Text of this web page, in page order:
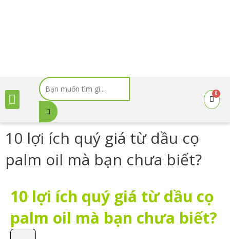
Menu
Search
...
0
Cart
10 lợi ích quý giá từ dầu cọ
palm oil mà bạn chưa biết?
10 lợi ích quý giá từ dầu cọ
palm oil mà bạn chưa biết?